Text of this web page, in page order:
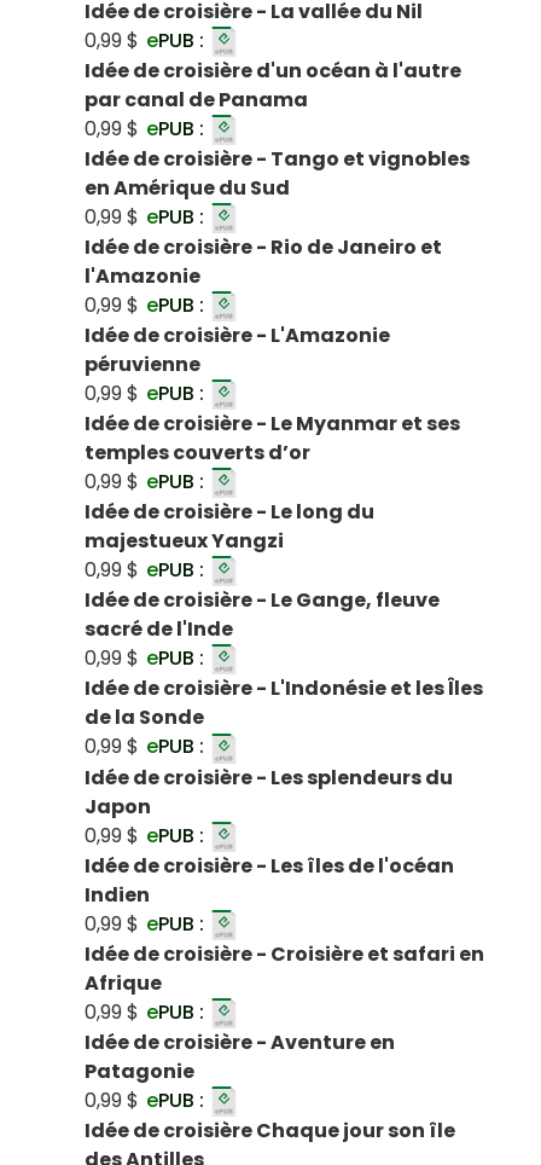
Idée de croisière - La vallée du Nil
0,99 $ ePUB :
Idée de croisière d'un océan à l'autre
par canal de Panama
0,99 $ ePUB :
Idée de croisière - Tango et vignobles
en Amérique du Sud
0,99 $ ePUB :
Idée de croisière - Rio de Janeiro et
l'Amazonie
0,99 $ ePUB :
Idée de croisière - L'Amazonie
péruvienne
0,99 $ ePUB :
Idée de croisière - Le Myanmar et ses
temples couverts d’or
0,99 $ ePUB :
Idée de croisière - Le long du
majestueux Yangzi
0,99 $ ePUB :
Idée de croisière - Le Gange, fleuve
sacré de l'Inde
0,99 $ ePUB :
Idée de croisière - L'Indonésie et les Îles
de la Sonde
0,99 $ ePUB :
Idée de croisière - Les splendeurs du
Japon
0,99 $ ePUB :
Idée de croisière - Les îles de l'océan
Indien
0,99 $ ePUB :
Idée de croisière - Croisière et safari en
Afrique
0,99 $ ePUB :
Idée de croisière - Aventure en
Patagonie
0,99 $ ePUB :
Idée de croisière Chaque jour son île